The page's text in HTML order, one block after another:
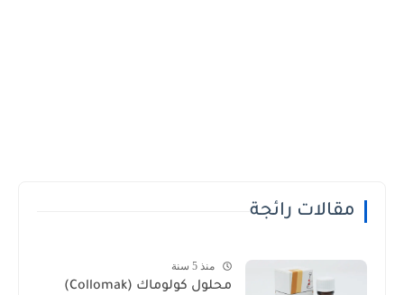
مقالات رائجة
منذ 5 سنة
محلول كولوماك (Collomak)